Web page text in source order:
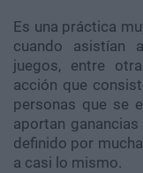
Es una práctica
cuando asistían
juegos, entre
acción que
personas que se
aportan
definido por
a casi lo mismo.